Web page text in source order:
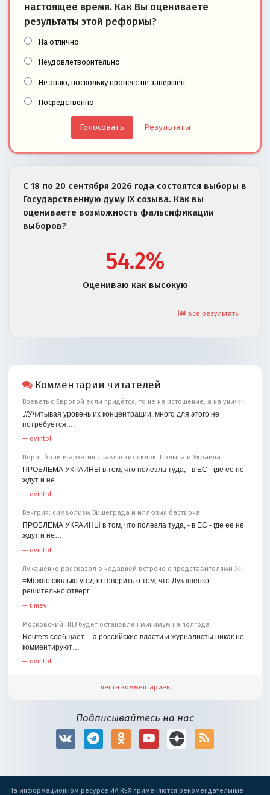
настоящее время. Как Вы оцениваете
результаты этой реформы?
На отлично
Неудовлетворительно
Не знаю, поскольку процесс не завершён
Посредственно
Результаты
С 18 по 20 сентября 2026 года состоятся выборы в
Государственную думу IX созыва. Как вы
оцениваете возможность фальсификации
выборов?
54.2%
Оцениваю как высокую
все результаты
Комментарии читателей
Воевать с Европой если придётся, то не на истощение, а на уничтожение
.//Учитывая уровень их концентрации, много для этого не
потребуется;…
— ovintpl
Порог боли и архетип славянских склок: Польша и Украина
ПРОБЛЕМА УКРАИНЫ в том, что полезла туда, - в ЕС - где ее не
ждут и не…
— ovintpl
Венгрия: символизм Вишеграда и иллюзия бастиона
ПРОБЛЕМА УКРАИНЫ в том, что полезла туда, - в ЕС - где ее не
ждут и не…
— ovintpl
Лукашенко рассказал о недавней встрече с представителями
=Можно сколько угодно говорить о том, что Лукашенко
решительно отверг…
—timev
Московский НПЗ будет остановлен минимум на полгода
Reuters сообщает.... а российские власти и журналисты никак не
комментируют…
— ovintpl
лента комментариев
Подписывайтесь на нас
На информационном ресурсе ИА REX применяются рекомендательные